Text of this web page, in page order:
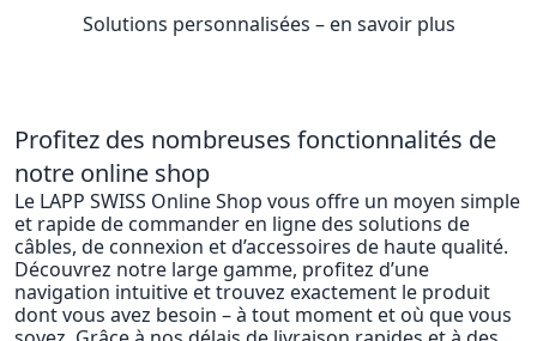
Solutions personnalisées – en savoir plus
Profitez des nombreuses fonctionnalités de
notre online shop
Le LAPP SWISS Online Shop vous offre un moyen simple
et rapide de commander en ligne des solutions de
câbles, de connexion et d’accessoires de haute qualité.
Découvrez notre large gamme, profitez d’une
navigation intuitive et trouvez exactement le produit
dont vous avez besoin – à tout moment et où que vous